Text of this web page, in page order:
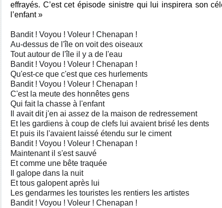
effrayés. C’est cet épisode sinistre qui lui inspirera son
l’enfant »
Bandit ! Voyou ! Voleur ! Chenapan !
Au-dessus de l'île on voit des oiseaux
Tout autour de l'île il y a de l'eau
Bandit ! Voyou ! Voleur ! Chenapan !
Qu'est-ce que c'est que ces hurlements
Bandit ! Voyou ! Voleur ! Chenapan !
C'est la meute des honnêtes gens
Qui fait la chasse à l'enfant
Il avait dit j'en ai assez de la maison de redressement
Et les gardiens à coup de clefs lui avaient brisé les dents
Et puis ils l'avaient laissé étendu sur le ciment
Bandit ! Voyou ! Voleur ! Chenapan !
Maintenant il s'est sauvé
Et comme une bête traquée
Il galope dans la nuit
Et tous galopent après lui
Les gendarmes les touristes les rentiers les artistes
Bandit ! Voyou ! Voleur ! Chenapan !